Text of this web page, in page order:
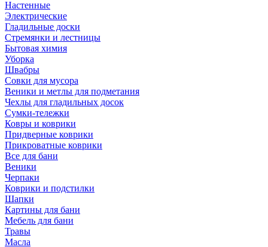
Настенные
Электрические
Гладильные доски
Стремянки и лестницы
Бытовая химия
Уборка
Швабры
Совки для мусора
Веники и метлы для подметания
Чехлы для гладильных досок
Сумки-тележки
Ковры и коврики
Придверные коврики
Прикроватные коврики
Все для бани
Веники
Черпаки
Коврики и подстилки
Шапки
Картины для бани
Мебель для бани
Травы
Масла